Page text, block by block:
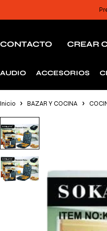
CONTACTO CREAR
AUDIO ACCESORIOS
Inicio BAZAR Y COCINA